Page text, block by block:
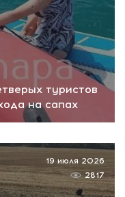
туристов
на сапах
19 июля 2026
2817